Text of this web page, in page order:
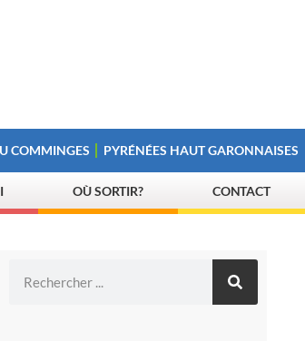
COMMINGES PYRÉNÉES HAUT GARONNAISES
OÙ SORTIR? CONTACT